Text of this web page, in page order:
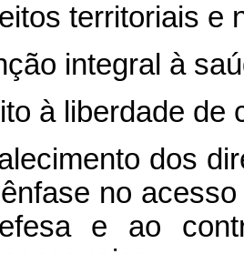
territoriais e
integral à
à liberdade de
dos
no
e ao